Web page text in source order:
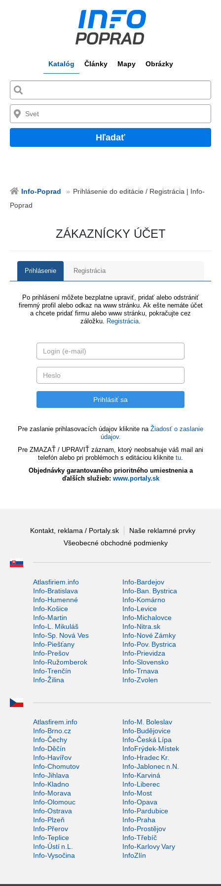
Katalóg Články Mapy Obrázky
Hľadať
Info-Poprad
Prihlásenie do editácie / Registrácia | Info-
Poprad
ZÁKAZNÍCKY ÚČET
Prihlásenie Registrácia
Po prihlásení môžete bezplatne upraviť, pridať alebo odstrániť
firemný profil alebo odkaz na www stránku. Ak ešte nemáte účet
a chcete pridať firmu alebo www stránku, pokračujte cez
záložku. Registrácia.
Pre zaslanie prihlasovacích údajov kliknite na Žiadosť o zaslanie
údajov.
Pre ZMAZAŤ / UPRAVIŤ záznam, ktorý neobsahuje váš mail ani
telefón alebo pri problémoch s editáciou kliknite tu.
Objednávky garantovaného prioritného umiestnenia a
ďalších služieb: www.portaly.sk
Kontakt, reklama / Portaly.sk
Naše reklamné prvky
Všeobecné obchodné podmienky
Atlasfiriem.info
Info-Bardejov
Info-Bratislava
Info-Ban. Bystrica
Info-Humenné
Info-Komárno
Info-Košice
Info-Levice
Info-Martin
Info-Michalovce
Info-L. Mikuláš
Info-Nitra.sk
Info-Sp. Nová Ves
Info-Nové Zámky
Info-Piešťany
Info-Pov. Bystrica
Info-Prešov
Info-Prievidza
Info-Ružomberok
Info-Slovensko
Info-Trenčín
Info-Trnava
Info-Žilina
Info-Zvolen
Atlasfirem.info
Info-M. Boleslav
Info-Brno.cz
Info-Budějovice
Info-Čechy
Info-Česká Lípa
Info-Děčín
InfoFrýdek-Místek
Info-Havířov
Info-Hradec Kr.
Info-Chomutov
Info-Jablonec n.N.
Info-Jihlava
Info-Karviná
Info-Kladno
Info-Liberec
Info-Morava
Info-Most
Info-Olomouc
Info-Opava
Info-Ostrava
Info-Pardubice
Info-Plzeň
Info-Praha
Info-Přerov
Info-Prostějov
Info-Teplice
Info-Třebíč
Info-Ústí n.L.
Info-Karlovy Vary
Info-Vysočina
InfoZlín